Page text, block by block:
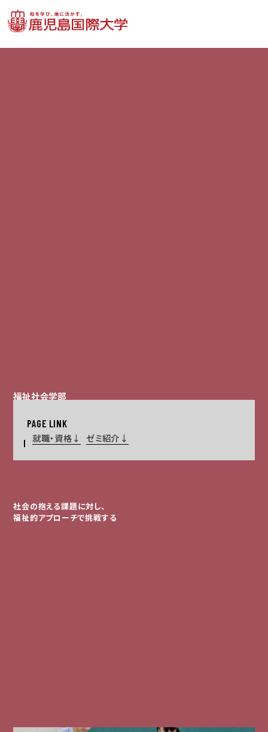
福祉社会学部
社会福祉学科
社会の抱える課題に対し、
福祉的アプローチで挑戦する
就職・資格 ゼミ紹介